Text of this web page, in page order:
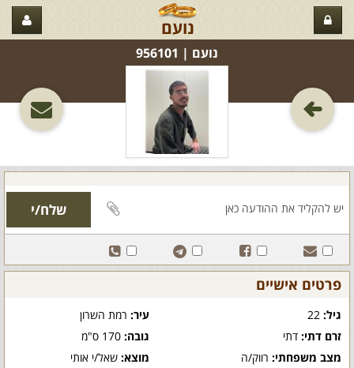
נועם
נועם‏ | 956101
פרטים אישיים
גיל: עיר:רמת השרון
זרם דתי: דתי גובה:170 ס"מ
מצב משפחתי: רווק/ה מוצא:שאל/י אותי